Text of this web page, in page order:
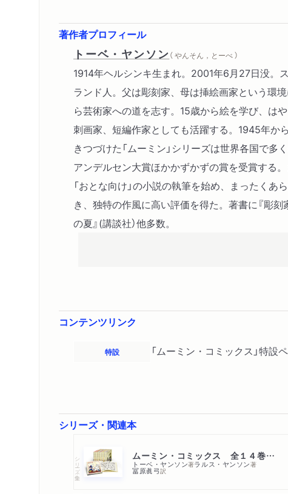
著作者プロフィール
トーベ・ヤンソン（ やんそん，とーべ ）
1914年ヘルシンキ生まれ。2001年6月27日没。
ランド人。父は彫刻家、母は挿絵画家という環
ら芸術家への道を志す。15歳から絵を学び、は
刺画家、短編作家としても活躍する。1945年か
きつづけた「ムーミン」シリーズは世界各国で多
アンデルセン大賞ほかかずかずの賞を受賞する
「おとな向け」の小説の執筆を始め、まったくあ
き、独特の作風に高い評価を得た。著書に『彫刻
の夏』(講談社）他多数。
コンテンツリンク
特設 「ムーミン・コミックス」特設
シリーズ・関連本
シリーズ・全集 ムーミン・コミックス 全１４巻セット
トーベ・ヤンソン著ラルス・ヤンソン著
冨原眞弓訳